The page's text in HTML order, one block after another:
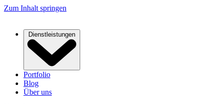
Zum Inhalt springen
Dienstleistungen
Portfolio
Blog
Über uns